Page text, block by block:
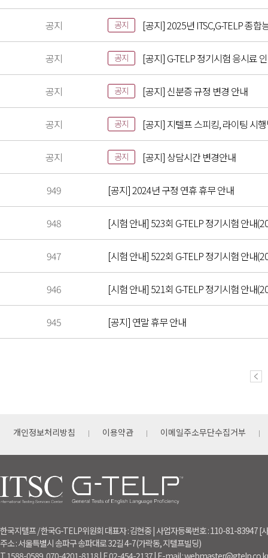
공지 공지 [공지] 2025년 ITSC,G-TELP 종합
공지 공지 [공지] G-TELP 정기시험 응시료
공지 공지 [공지] 신분증 규정 변경 안내
공지 공지 [공지] 지텔프 스피킹, 라이팅 시
공지 공지 [공지] 상담시간 변경안내
949 [공지] 2024년 구정 연휴 휴무 안내
948 [시험 안내] 523회 G-TELP 정기시험 안내
947 [시험 안내] 522회 G-TELP 정기시험 안내
946 [시험 안내] 521회 G-TELP 정기시험 안내
945 [공지] 연말 휴무 안내
개인정보처리방침 이용약관 이메일주소무단수집거부
한국지텔프 / 한국G-TELP위원회 대표자 : 김현중 | 사업자등록번호 : 110-81-83947
주소 : 서울특별시 송파구 송파대로 32길 4-7(가락동, 지텔프빌딩)
T. 1588-0589, 070-4201-8118 | F. 02-454-2137 | E-mail :